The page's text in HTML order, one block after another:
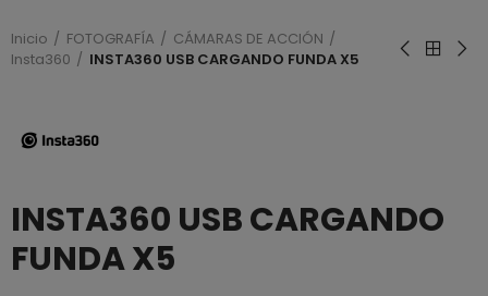
Inicio FOTOGRAFÍA
CÁMARAS DE ACCIÓN
Insta360
INSTA360 USB CARGANDO FUNDA X5
INSTA360 USB CARGANDO
FUNDA X5